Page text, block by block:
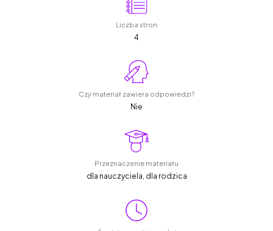
Liczba stron
4
Czy materiał zawiera odpowiedzi?
Nie
Przeznaczenie materiału
dla nauczyciela, dla rodzica